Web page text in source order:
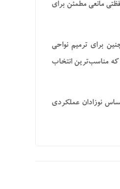
مانعی مطمئن برای
برای ترمیم نواحی
مناسب‌ترین انتخاب
نوزادان عملکردی